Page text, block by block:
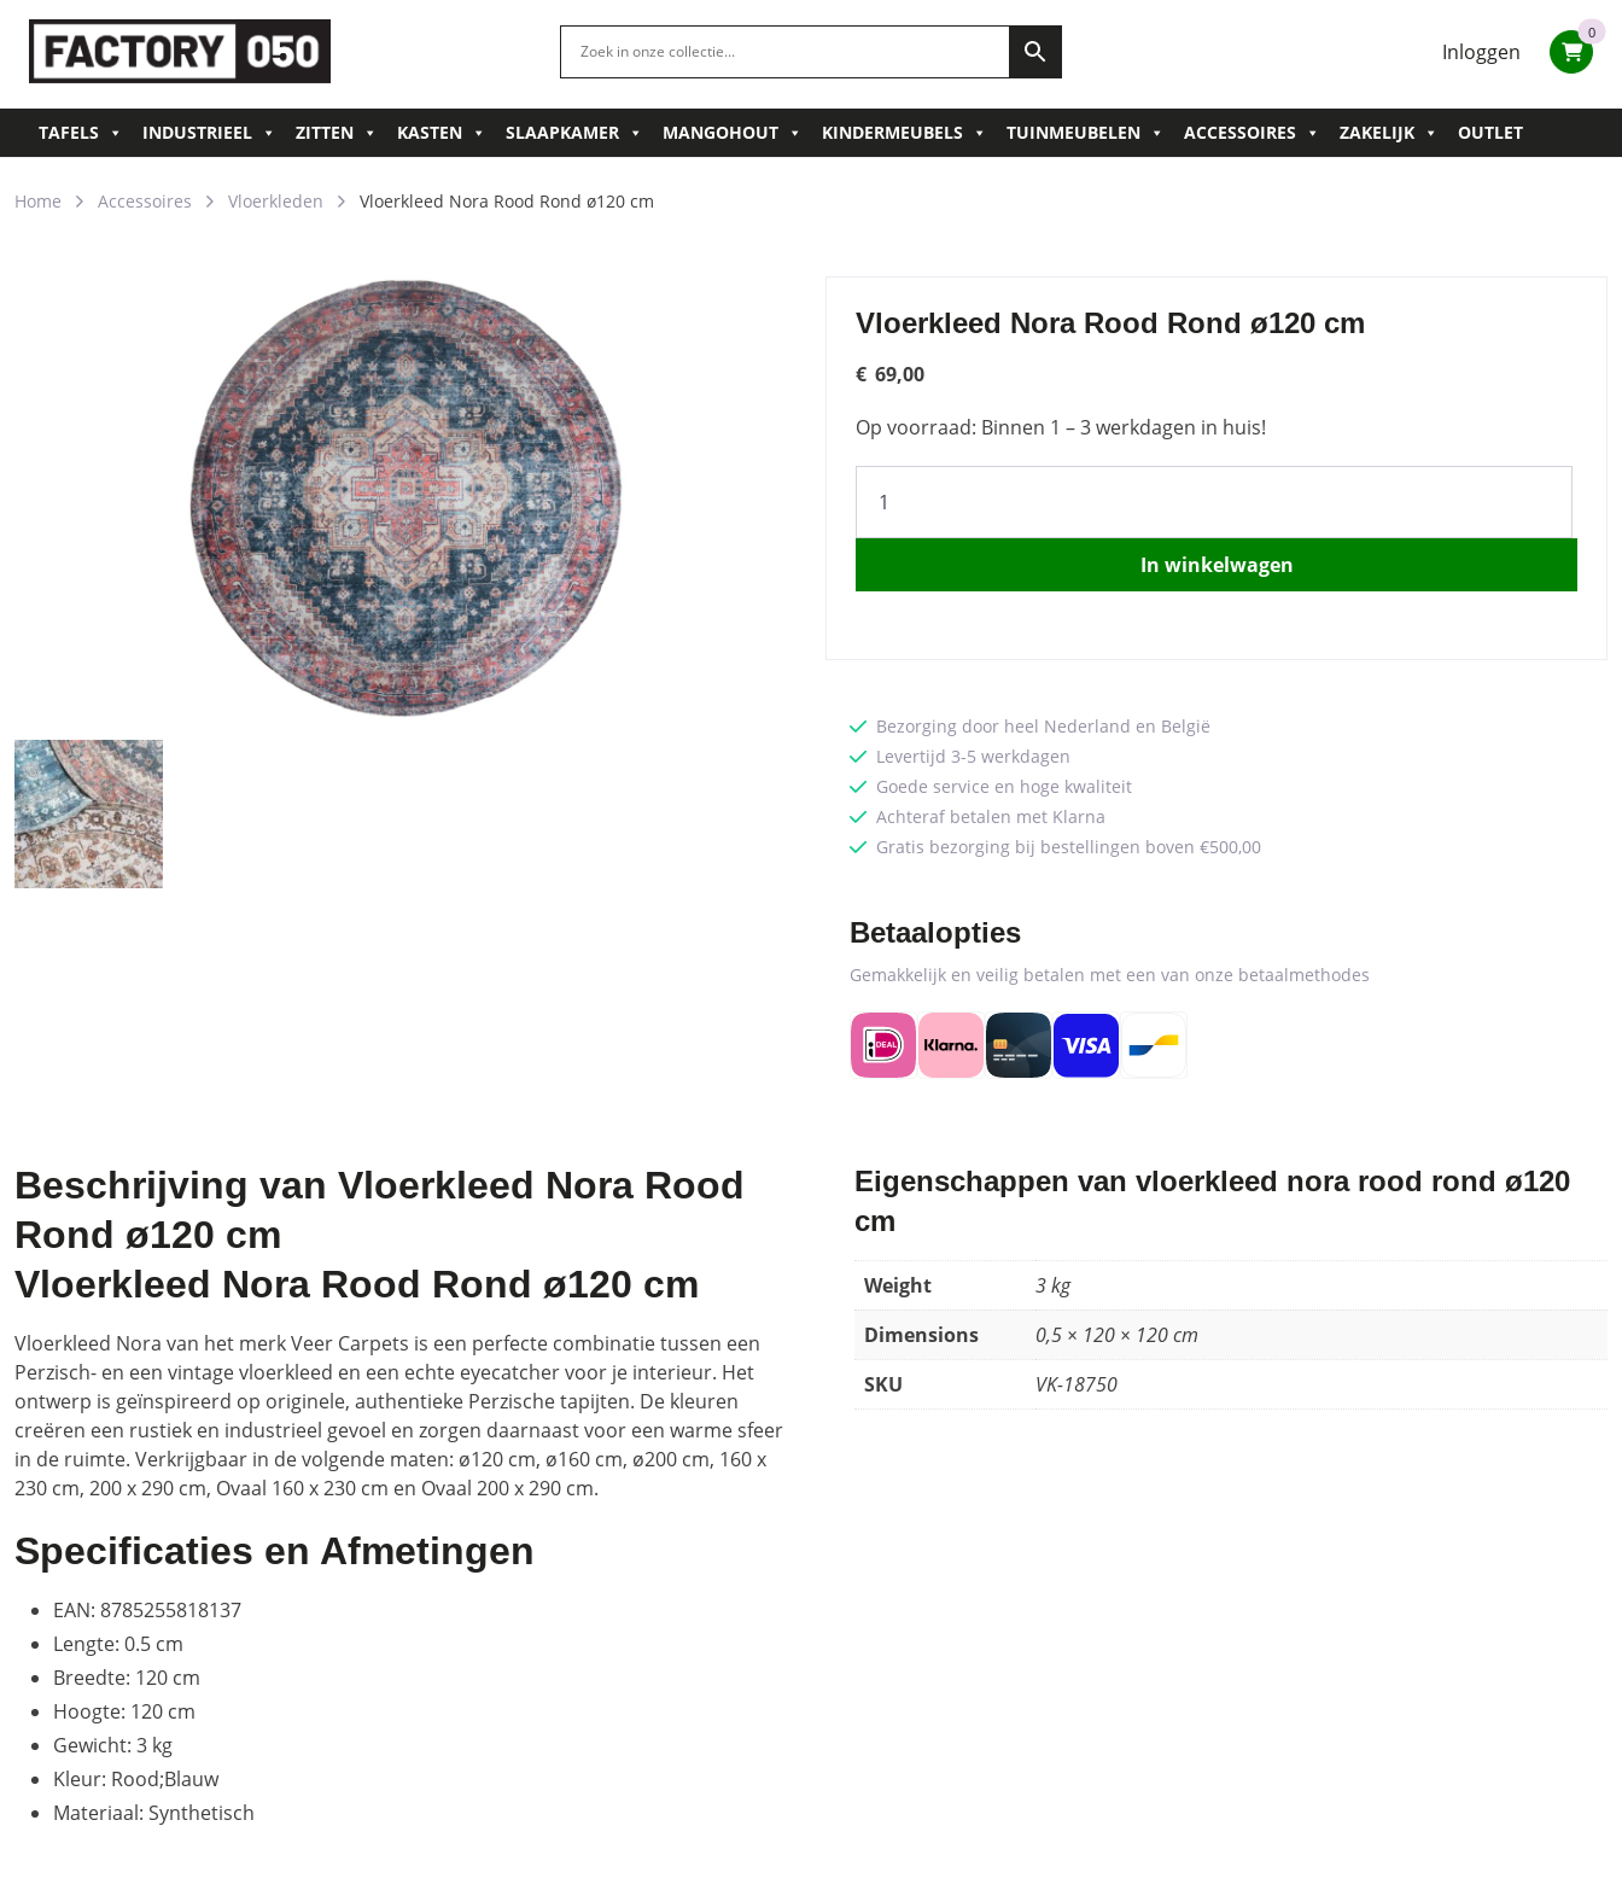
Inloggen
0
TAFELS INDUSTRIEEL ZITTEN KASTEN SLAAPKAMER MANGOHOUT KINDERMEUBELS TUINMEUBELEN ACCESSOIRES ZAKELIJK OUTLET
Home Accessoires Vloerkleden Vloerkleed Nora Rood Rond ø120 cm
Vloerkleed Nora Rood Rond ø120 cm
€ 69,00
Op voorraad: Binnen 1 – 3 werkdagen in huis!
Nora
Rood
ø120
In winkelwagen
Bezorging door heel Nederland en België
Levertijd 3-5 werkdagen
Goede service en hoge kwaliteit
Achteraf betalen met Klarna
Gratis bezorging bij bestellingen boven €500,00
Betaalopties
Gemakkelijk en veilig betalen met een van onze betaalmethodes
Beschrijving van Vloerkleed Nora Rood
Rond ø120 cm
Vloerkleed Nora Rood Rond ø120 cm
Vloerkleed Nora van het merk Veer Carpets is een perfecte combinatie tussen een
Perzisch- en een vintage vloerkleed en een echte eyecatcher voor je interieur. Het
ontwerp is geïnspireerd op originele, authentieke Perzische tapijten. De kleuren
creëren een rustiek en industrieel gevoel en zorgen daarnaast voor een warme sfeer
in de ruimte. Verkrijgbaar in de volgende maten: ø120 cm, ø160 cm, ø200 cm, 160 x
230 cm, 200 x 290 cm, Ovaal 160 x 230 cm en Ovaal 200 x 290 cm.
Specificaties en Afmetingen
EAN: 8785255818137
Lengte: 0.5 cm
Breedte: 120 cm
Hoogte: 120 cm
Gewicht: 3 kg
Kleur: Rood;Blauw
Materiaal: Synthetisch
Eigenschappen van vloerkleed nora rood rond ø120
cm
Weight
3 kg
Dimensions
0,5 × 120 × 120 cm
SKU
VK-18750